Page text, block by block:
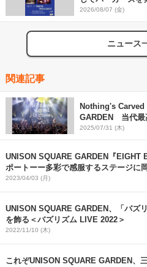
2026/08/07 (金)
ニュース
関連記事
Nothing's Carved
GARDEN 当代最
を観た
2025/07/31 (木)
UNISON SQUARE GARDEN『EIGHT
ポートーー多彩で感服するステージに
2023/04/03 (月)
UNISON SQUARE GARDEN、「バズ
を飾る＜バズリズム LIVE 2022＞
2022/11/10 (木)
これぞUNISON SQUARE GARDEN、